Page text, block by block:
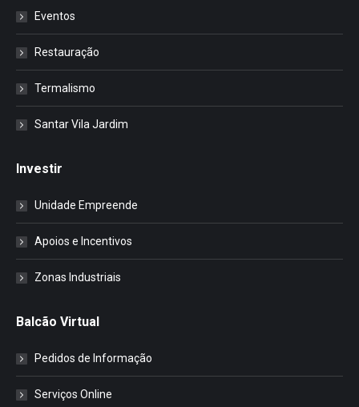
Eventos
Restauração
Termalismo
Santar Vila Jardim
Investir
Unidade Empreende
Apoios e Incentivos
Zonas Industriais
Balcão Virtual
Pedidos de Informação
Serviços Online